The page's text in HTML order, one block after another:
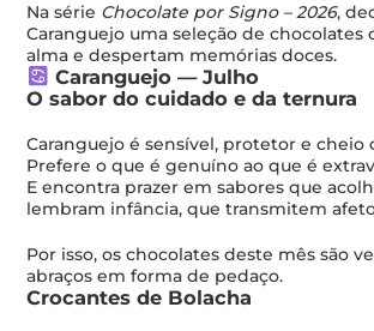
Na série Chocolate por Signo – 2026,
Caranguejo uma seleção de chocolates
alma e despertam memórias doces.
Caranguejo — Julho
O sabor do cuidado e da ternura
Caranguejo é sensível, protetor e cheio
Prefere o que é genuíno ao que é
E encontra prazer em sabores que
lembram infância, que transmitem
Por isso, os chocolates deste mês são
abraços em forma de pedaço.
Crocantes de Bolacha